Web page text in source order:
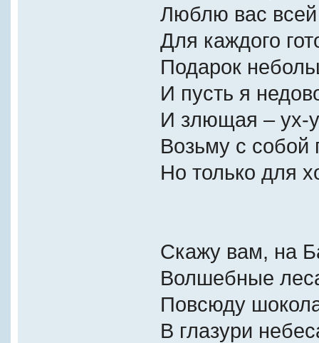
Люблю вас
Для каждого
Подарок
И пусть я
И злющая – ух-
Возьму с собой
Но только для
Скажу вам, на
Волшебные
Повсюду
В глазури